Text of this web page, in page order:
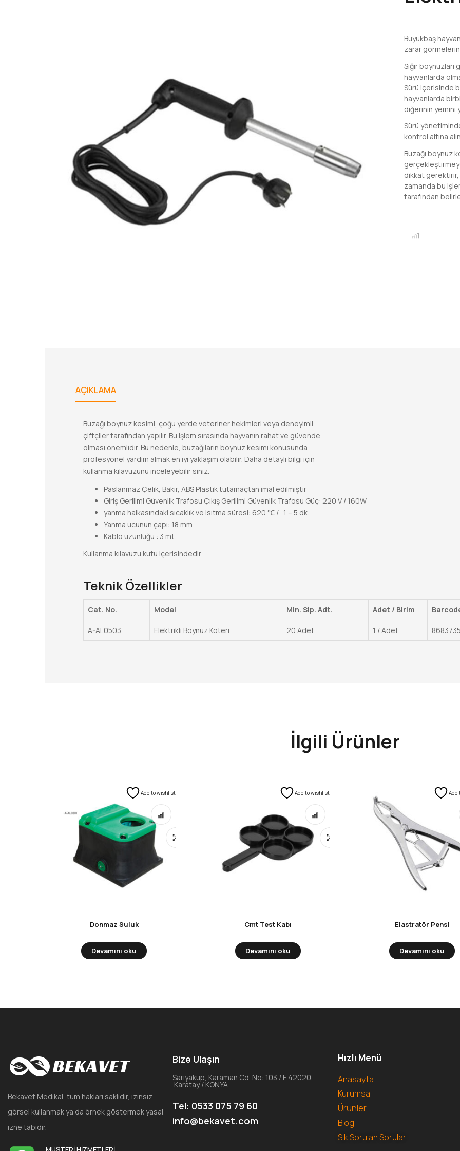
Büyükbaş
zarar
Sığır
hayvanlarda
Sürü içerisinde
hayvanlarda
diğerinin yemini
Sürü
kontrol altına
Buzağı boynuz
dikkat gerektirir,
zamanda bu
tarafından
AÇIKLAMA
Buzağı boynuz kesimi, çoğu yerde veteriner hekimleri veya deneyimli
çiftçiler tarafından yapılır. Bu işlem sırasında hayvanın rahat ve güvende
olması önemlidir. Bu nedenle, buzağıların boynuz kesimi konusunda
profesyonel yardım almak en iyi yaklaşım olabilir. Daha detaylı bilgi için
kullanma kılavuzunu inceleyebilir siniz.
Paslanmaz Çelik, Bakır, ABS Plastik tutamaçtan imal edilmiştir
Giriş Gerilimi Güvenlik Trafosu Çıkış Gerilimi Güvenlik Trafosu Güç: 220 V / 160W
yanma halkasındaki sıcaklık ve Isıtma süresi: 620 ℃ / 1 – 5 dk.
Yanma ucunun çapı: 18 mm
Kablo uzunluğu : 3 mt.
Kullanma kılavuzu kutu içerisindedir
Teknik Özellikler
Cat. No. Model Min. Sip. Adt. Adet / Birim
A-AL0503 Elektrikli Boynuz Koteri 20 Adet 1 / Adet
İlgili Ürünler
Add to wishlist
Donmaz Suluk
Devamını oku
Add to wishlist
Cmt Test Kabı
Devamını oku
Add
Elastratör Pensi
Devamını oku
Bekavet Medikal, tüm hakları saklıdır, izinsiz
görsel kullanmak ya da örnek göstermek yasal
izne tabidir.
Bize Ulaşın
Sarıyakup, Karaman Cd. No: 103 / F 42020
Karatay / KONYA
Tel: 0533 075 79 60
info@bekavet.com
Hızlı Menü
Anasayfa
Kurumsal
Ürünler
Blog
Sık Sorulan Sorular